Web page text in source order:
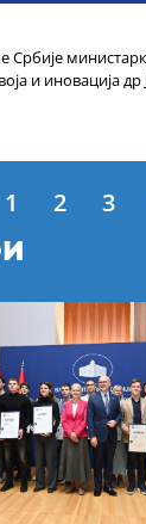
Србије
и иновација др
1 2 3